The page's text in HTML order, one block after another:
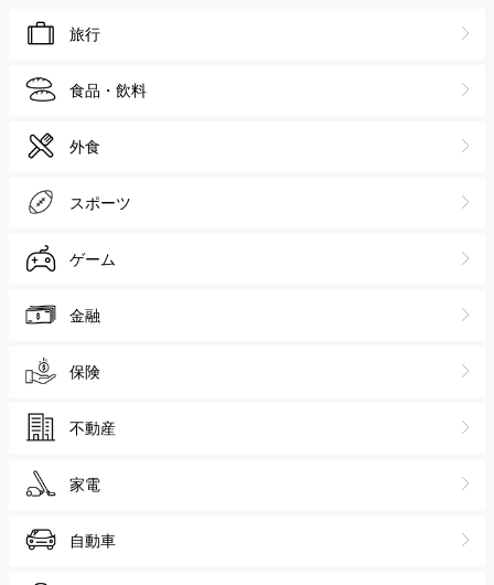
旅行
食品・飲料
外食
スポーツ
ゲーム
金融
保険
不動産
家電
自動車